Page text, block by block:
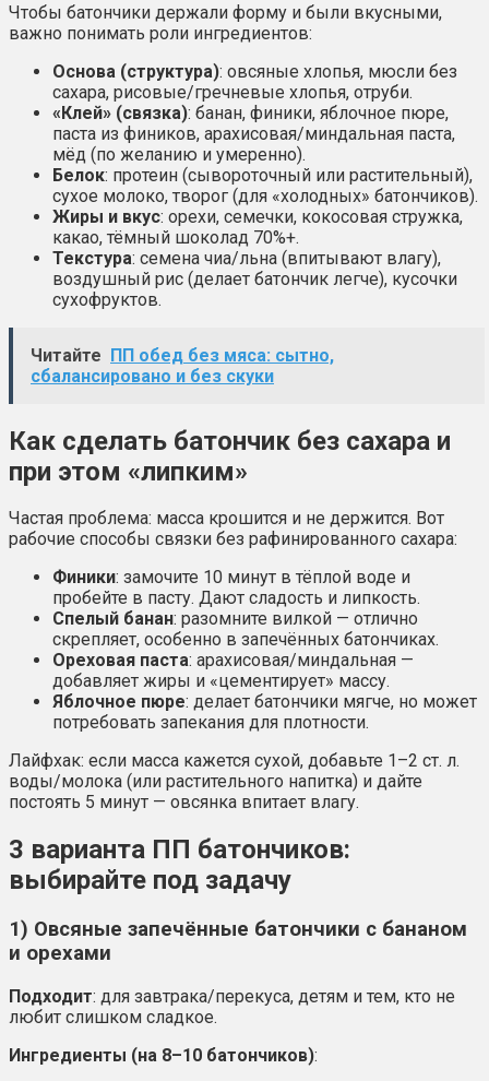
Чтобы батончики держали форму и были вкусными,
важно понимать роли ингредиентов:
Основа (структура): овсяные хлопья, мюсли без
сахара, рисовые/гречневые хлопья, отруби.
«Клей» (связка): банан, финики, яблочное пюре,
паста из фиников, арахисовая/миндальная паста,
мёд (по желанию и умеренно).
Белок: протеин (сывороточный или растительный),
сухое молоко, творог (для «холодных» батончиков).
Жиры и вкус: орехи, семечки, кокосовая стружка,
какао, тёмный шоколад 70%+.
Текстура: семена чиа/льна (впитывают влагу),
воздушный рис (делает батончик легче), кусочки
сухофруктов.
Читайте ПП обед без мяса: сытно,
сбалансировано и без скуки
Как сделать батончик без сахара и
при этом «липким»
Частая проблема: масса крошится и не держится. Вот
рабочие способы связки без рафинированного сахара:
Финики: замочите 10 минут в тёплой воде и
пробейте в пасту. Дают сладость и липкость.
Спелый банан: разомните вилкой — отлично
скрепляет, особенно в запечённых батончиках.
Ореховая паста: арахисовая/миндальная —
добавляет жиры и «цементирует» массу.
Яблочное пюре: делает батончики мягче, но может
потребовать запекания для плотности.
Лайфхак: если масса кажется сухой, добавьте 1–2 ст. л.
воды/молока (или растительного напитка) и дайте
постоять 5 минут — овсянка впитает влагу.
3 варианта ПП батончиков:
выбирайте под задачу
1) Овсяные запечённые батончики с бананом
и орехами
Подходит: для завтрака/перекуса, детям и тем, кто не
любит слишком сладкое.
Ингредиенты (на 8–10 батончиков):